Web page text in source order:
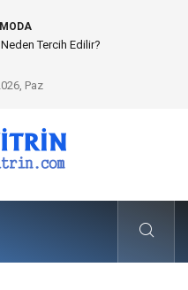
ile Yol Yapımında Çevreci ve
Paz